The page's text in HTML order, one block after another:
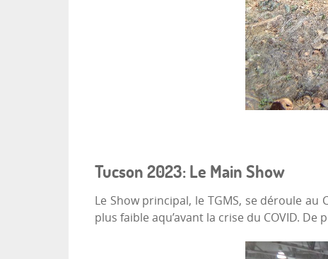
Tucson 2023: Le Main Show
Le Show principal, le TGMS, se déroule
plus faible aqu’avant la crise du COVID.